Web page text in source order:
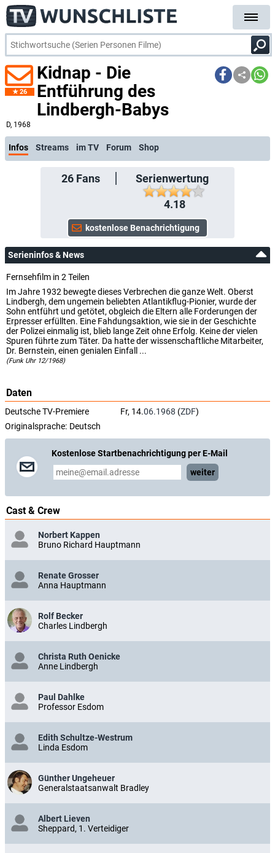
26
Kidnap - Die
Entführung des
Lindbergh-Babys
D, 1968
Infos Streams im TV Forum Shop
26Fans
Serienwertung
4.18
Serieninfos & News
Fernsehfilm in 2 Teilen
Im Jahre 1932 bewegte dieses Verbrechen die ganze Welt. Oberst
Lindbergh, dem ungemein beliebten Atlantikflug-Pionier, wurde der
Sohn entführt und getötet, obgleich die Eltern alle Forderungen der
Erpresser erfüllten. Eine Fahdungsaktion, wie sie in der Geschichte
der Polizei einmalig ist, blieb lange Zeit ohne Erfolg. Keine der vielen
Spuren führte zum Täter. Da hatte der wissenschaftliche Mitarbeiter,
Dr. Bernstein, einen genialen Einfall ...
(Funk Uhr 12/1968)
Daten
Deutsche TV-Premiere Fr, 14.06.1968 (ZDF)
Originalsprache: Deutsch
Kostenlose Startbenachrichtigung per E-Mail
weiter
Cast & Crew
Norbert Kappen
Bruno Richard Hauptmann
Renate Grosser
Anna Hauptmann
Rolf Becker
Charles Lindbergh
Christa Ruth Oenicke
Anne Lindbergh
Paul Dahlke
Professor Esdom
Edith Schultze-Westrum
Linda Esdom
Günther Ungeheuer
Generalstaatsanwalt Bradley
Albert Lieven
Sheppard, 1. Verteidiger